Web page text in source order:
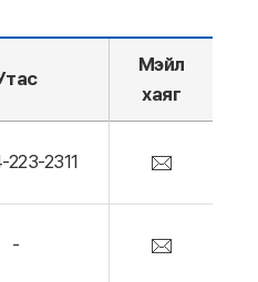
Мэйл
хаяг
2311
-